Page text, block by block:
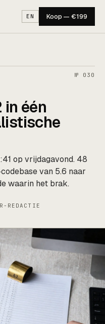
EN Koop — €199
№ 030
in één
op vrijdagavond. 48
van 5.6 naar
waarin het brak.
REDACTIE